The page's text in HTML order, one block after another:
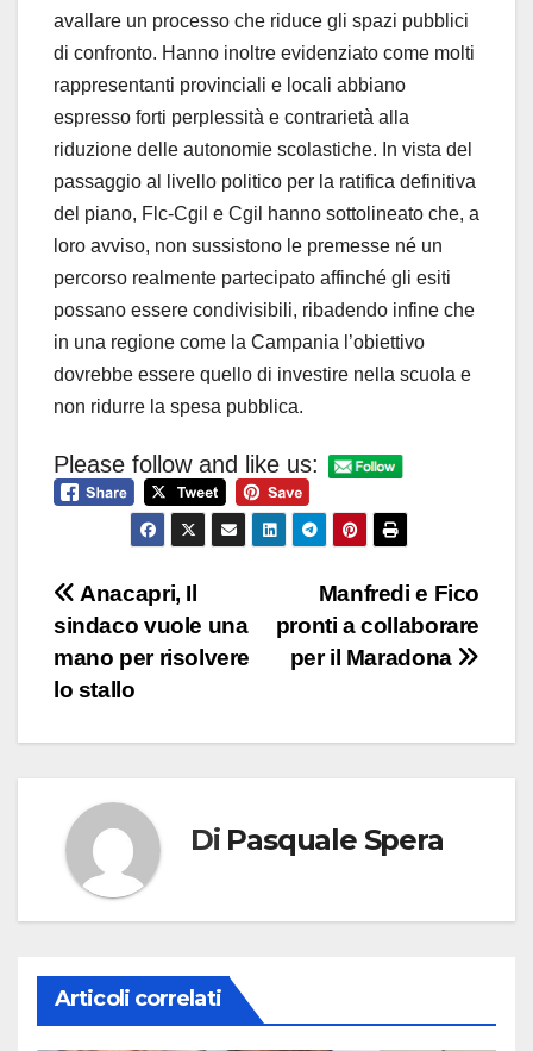
avallare un processo che riduce gli spazi pubblici
di confronto. Hanno inoltre evidenziato come molti
rappresentanti provinciali e locali abbiano
espresso forti perplessità e contrarietà alla
riduzione delle autonomie scolastiche. In vista del
passaggio al livello politico per la ratifica definitiva
del piano, Flc-Cgil e Cgil hanno sottolineato che, a
loro avviso, non sussistono le premesse né un
percorso realmente partecipato affinché gli esiti
possano essere condivisibili, ribadendo infine che
in una regione come la Campania l’obiettivo
dovrebbe essere quello di investire nella scuola e
non ridurre la spesa pubblica.
Please follow and like us:
Navigazione
articoli
Manfredi e Fico
pronti a collaborare
per il Maradona
Anacapri, Il
sindaco vuole una
mano per risolvere
lo stallo
Di Pasquale Spera
Articoli correlati